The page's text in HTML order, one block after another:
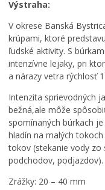
Výstraha:
V okrese Banská
krúpami, ktoré
ľudské aktivity. S
intenzívne lejaky, pri
a nárazy vetra rýchlosť
Intenzita sprievodných
bežná,ale môže
spomínaných búrkach
hladín na malých
tokov (stekanie vody zo
podchodov, podjazdov).
Zrážky: 20 – 40 mm